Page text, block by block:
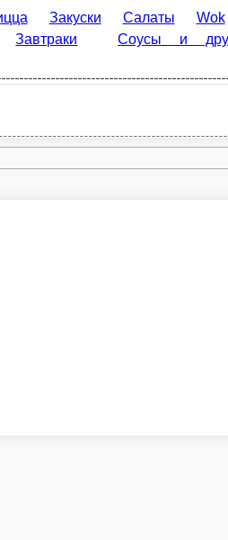
Закуски Салаты Wok Супы
Соусы и другое